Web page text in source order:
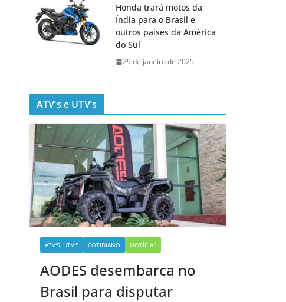
Honda trará motos da
Índia para o Brasil e
outros países da América
do Sul
29 de janeiro de 2025
ATV’s e UTV’s
ATV'S, UTV'S COTIDIANO NOTÍCIAS
AODES desembarca no
Brasil para disputar